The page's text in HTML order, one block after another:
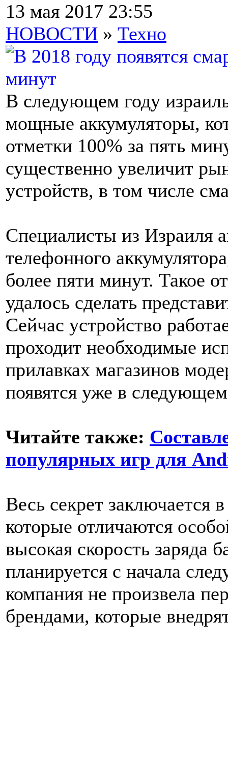
13 мая 2017 23:55
НОВОСТИ » Техно
В следующем году
мощные аккумуляторы,
отметки 100% за пять
существенно увеличит
устройств, в том числе
Специалисты из Израиля
телефонного
более пяти минут. Такое
удалось сделать
Сейчас устройство
проходит необходимые
прилавках магазинов
появятся уже в
Читайте также:
популярных игр для
Весь секрет заключается
которые отличаются
высокая скорость
планируется с начала
компания не произвела
брендами, которые